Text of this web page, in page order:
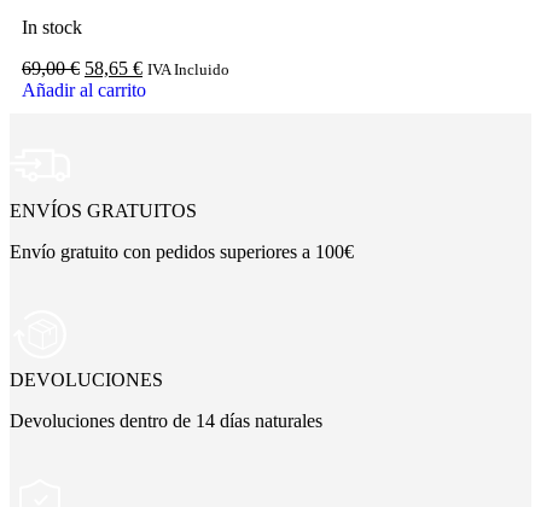
In stock
69,00€ 58,65 € IVA Incluido
Añadir al carrito
ENVÍOS GRATUITOS
Envío gratuito con pedidos superiores a 100€
DEVOLUCIONES
Devoluciones dentro de 14 días naturales